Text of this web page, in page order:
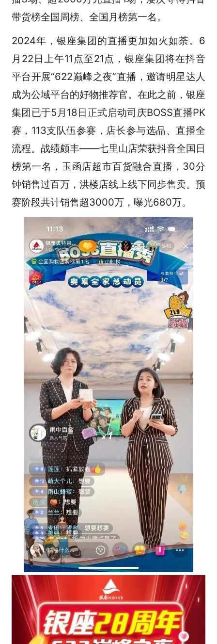
带货榜全国周榜、全国月榜第一名。
2024年，银座集团的直播更加如火如荼。6
月22日上午11点至21点，银座集团将在抖音
平台开展“622巅峰之夜”直播，邀请明星达人
成为公域平台的好物推荐官。在此之前，银座
集团已于5月18日正式启动司庆BOSS直播PK
赛，113支队伍参赛，店长参与选品、直播全
流程。战绩颇丰——七里山店荣获抖音全国日
榜第一名，玉函店超市百货融合直播，30分
钟销售过百万，洪楼店线上线下同步售卖。预
赛阶段共计销售超3000万，曝光680万。